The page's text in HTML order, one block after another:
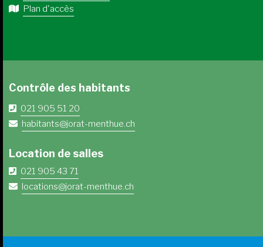
Plan d'accès
Contrôle des habitants
021 905 51 20
habitants@jorat-menthue.ch
Location de salles
021 905 43 71
locations@jorat-menthue.ch